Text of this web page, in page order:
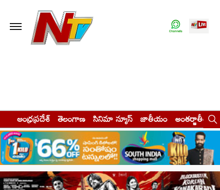
ఆంధ్రప్రదేశ్ తెలంగాణ సినిమా న్యూస్ జాతీయం అంతర్జాతీయం